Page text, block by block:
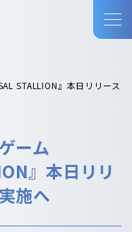
STALLION』本日リリース
ーム
』本日リリ
施へ